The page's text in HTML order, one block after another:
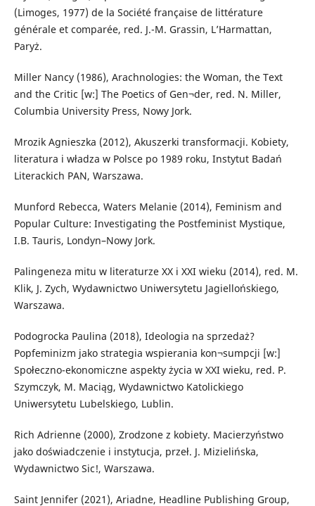
(Limoges, 1977) de la Société française de littérature
générale et comparée, red. J.-M. Grassin, L’Harmattan,
Paryż.
Miller Nancy (1986), Arachnologies: the Woman, the Text
and the Critic [w:] The Poetics of Gen¬der, red. N. Miller,
Columbia University Press, Nowy Jork.
Mrozik Agnieszka (2012), Akuszerki transformacji. Kobiety,
literatura i władza w Polsce po 1989 roku, Instytut Badań
Literackich PAN, Warszawa.
Munford Rebecca, Waters Melanie (2014), Feminism and
Popular Culture: Investigating the Postfeminist Mystique,
I.B. Tauris, Londyn–Nowy Jork.
Palingeneza mitu w literaturze XX i XXI wieku (2014), red. M.
Klik, J. Zych, Wydawnictwo Uniwersytetu Jagiellońskiego,
Warszawa.
Podogrocka Paulina (2018), Ideologia na sprzedaż?
Popfeminizm jako strategia wspierania kon¬sumpcji [w:]
Społeczno-ekonomiczne aspekty życia w XXI wieku, red. P.
Szymczyk, M. Maciąg, Wydawnictwo Katolickiego
Uniwersytetu Lubelskiego, Lublin.
Rich Adrienne (2000), Zrodzone z kobiety. Macierzyństwo
jako doświadczenie i instytucja, przeł. J. Mizielińska,
Wydawnictwo Sic!, Warszawa.
Saint Jennifer (2021), Ariadne, Headline Publishing Group,